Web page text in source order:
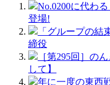
No.0200に代わ
登場!
「グループの結
締役
［第295回］の
して】
年に一度の東西